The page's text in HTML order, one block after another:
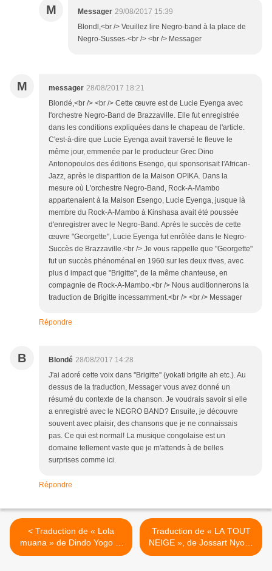
M Messager 29/08/2017 15:39
Blondl,<br /> Veuillez lire Negro-band à la place de
Negro-Susses-<br /> <br /> Messager
M messager 28/08/2017 18:21
Blondé,<br /> <br /> Cette œuvre est de Lucie Eyenga avec
l'orchestre Negro-Band de Brazzaville. Elle fut enregistrée
dans les conditions expliquées dans le chapeau de l'article.
C'est-à-dire que Lucie Eyenga avait traversé le fleuve le
même jour, emmenée par le producteur Grec Dino
Antonopoulos des éditions Esengo, qui sponsorisait l'African-
Jazz, après le disparition de la Maison OPIKA. Dans la
mesure où L'orchestre Negro-Band, Rock-A-Mambo
appartenaient à la Maison Esengo, Lucie Eyenga, jusque là
membre du Rock-A-Mambo à Kinshasa avait été poussée
d'enregistrer avec le Negro-Band. Après le succès de cette
œuvre "Georgette", Lucie Eyenga fut enrôlée dans le Negro-
Succès de Brazzaville.<br /> Je vous rappelle que "Georgette"
fut un succès phénoménal en 1960 sur les deux rives, avec
plus d impact que "Brigitte", de la même chanteuse, en
compagnie de Rock-A-Mambo.<br /> Nous auditionnerons la
traduction de Brigitte incessamment.<br /> <br /> Messager
Répondre
B Blondé 28/08/2017 14:28
J'ai adoré cette voix dans ''Brigitte'' (yokati brigite ah etc.). Au
dessus de la traduction, Messager vous avez donné un
résumé du contexte de la chanson. Je voudrais savoir si elle
a enregistré avec le NEGRO BAND? Ensuite, je découvre
souvent avec plaisir, des chansons que je ne connaissais
pas. Ce qui est normal! La musique congolaise est un
domaine tellement vaste que je m'attends à de belles
surprises comme ici.
Répondre
< Traduction de « Lola
muana » de Dindo Yogo et
le Macchi, par Messager
Traduction de « LA TOUT
NEIGE », de Jossart Nyoka
et Zaïko L.L, par Messager